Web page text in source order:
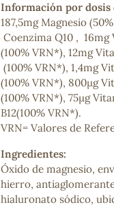
¿No
Información por dosis
187,5mg Magnesio
Coenzima Q10 , 16mg
(100% VRN*), 12mg
(100% VRN*), 1,4mg
(100% VRN*), 800µg
(100% VRN*), 75µg
B12(100% VRN*).
VRN= Valores de
Ingredientes:
Óxido de magnesio,
hierro,
hialuronato sódico,